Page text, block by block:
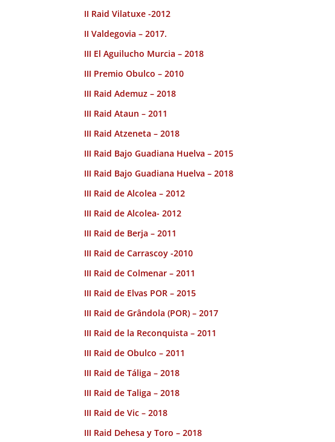
II Raid Vilatuxe -2012
II Valdegovia – 2017.
III El Aguilucho Murcia – 2018
III Premio Obulco – 2010
III Raid Ademuz – 2018
III Raid Ataun – 2011
III Raid Atzeneta – 2018
III Raid Bajo Guadiana Huelva – 2015
III Raid Bajo Guadiana Huelva – 2018
III Raid de Alcolea – 2012
III Raid de Alcolea- 2012
III Raid de Berja – 2011
III Raid de Carrascoy -2010
III Raid de Colmenar – 2011
III Raid de Elvas POR – 2015
III Raid de Grândola (POR) – 2017
III Raid de la Reconquista – 2011
III Raid de Obulco – 2011
III Raid de Táliga – 2018
III Raid de Taliga – 2018
III Raid de Vic – 2018
III Raid Dehesa y Toro – 2018